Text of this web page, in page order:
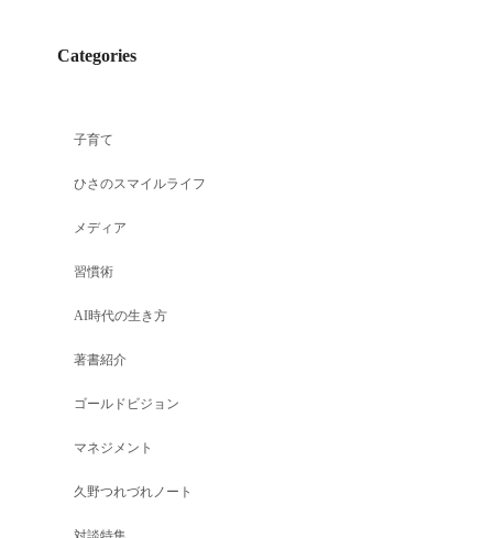
Categories
子育て
ひさのスマイルライフ
メディア
習慣術
AI時代の生き方
著書紹介
ゴールドビジョン
マネジメント
久野つれづれノート